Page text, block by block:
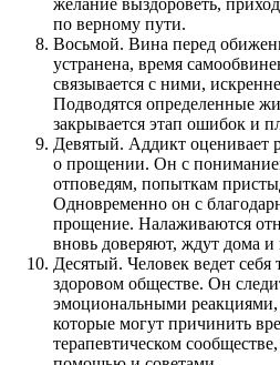
по верному пути.
Восьмой. Вина перед
устранена, время
связывается с ними,
Подводятся определенные
закрывается этап ошибок и
Девятый. Аддикт оценивает
о прощении. Он с
отповедям, попыткам
Одновременно он с
прощение. Налаживаются
вновь доверяют, ждут дома
Десятый. Человек ведет себя
здоровом обществе. Он
эмоциональными реакциями,
которые могут причинить
терапевтическом